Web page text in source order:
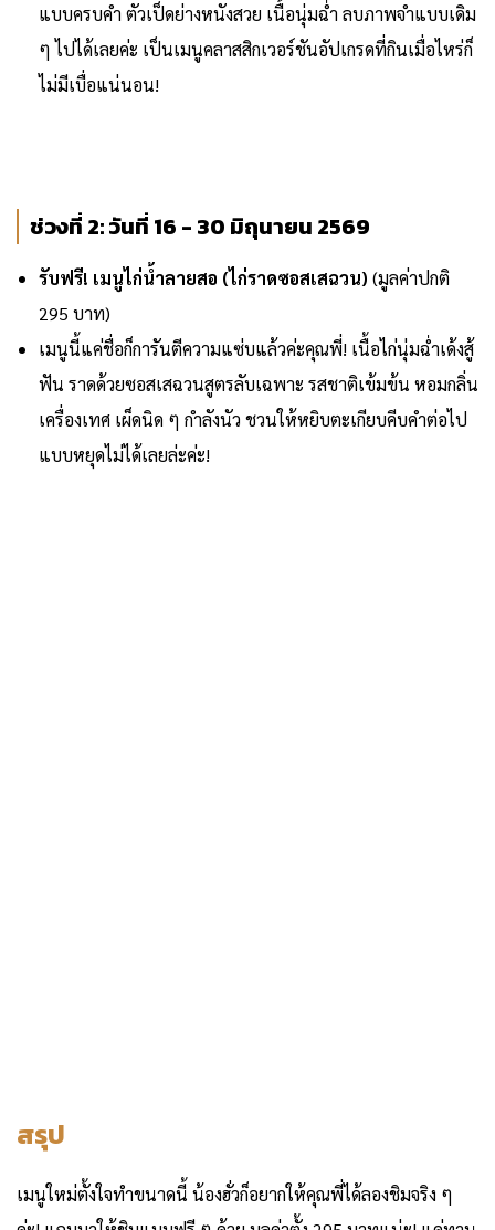
แบบครบคำ ตัวเป็ดย่างหนังสวย เนื้อนุ่มฉ่ำ ลบภาพจำแบบเดิม
ๆ ไปได้เลยค่ะ เป็นเมนูคลาสสิกเวอร์ชันอัปเกรดที่กินเมื่อไหร่ก็
ไม่มีเบื่อแน่นอน!
ช่วงที่ 2: วันที่ 16 - 30 มิถุนายน 2569
รับฟรี! เมนูไก่น้ำลายสอ (ไก่ราดซอสเสฉวน) (มูลค่าปกติ
295 บาท)
เมนูนี้แค่ชื่อก็การันตีความแซ่บแล้วค่ะคุณพี่! เนื้อไก่นุ่มฉ่ำเด้งสู้
ฟัน ราดด้วยซอสเสฉวนสูตรลับเฉพาะ รสชาติเข้มข้น หอมกลิ่น
เครื่องเทศ เผ็ดนิด ๆ กำลังนัว ชวนให้หยิบตะเกียบคีบคำต่อไป
แบบหยุดไม่ได้เลยล่ะค่ะ!
สรุป
เมนูใหม่ตั้งใจทำขนาดนี้ น้องฮั่วก็อยากให้คุณพี่ได้ลองชิมจริง ๆ